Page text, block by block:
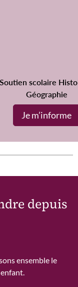
Soutien scolaire
Géographie
Je m’informe
depuis
ensemble le